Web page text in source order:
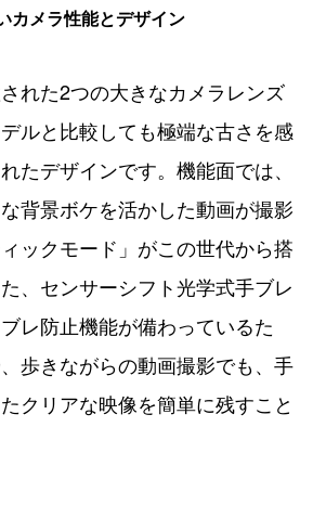
カメラ性能とデザイン
れた2つの大きなカメラレンズ
ルと比較しても極端な古さを感
たデザインです。機能面では、
背景ボケを活かした動画が撮影
ックモード」がこの世代から搭
、センサーシフト光学式手ブレ
レ防止機能が備わっているた
歩きながらの動画撮影でも、手
クリアな映像を簡単に残すこと